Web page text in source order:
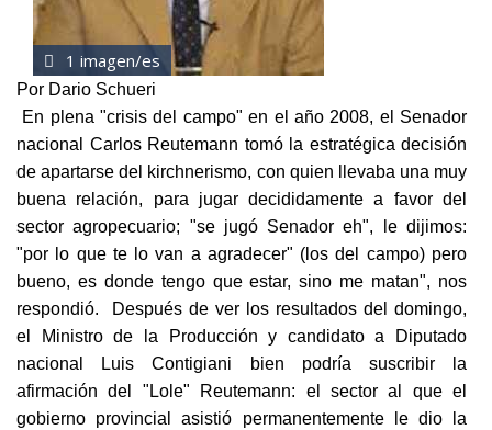
1 imagen/es
Por Dario Schueri
En plena "crisis del campo" en el año 2008, el Senador
nacional Carlos Reutemann tomó la estratégica decisión
de apartarse del kirchnerismo, con quien llevaba una muy
buena relación, para jugar decididamente a favor del
sector agropecuario; "se jugó Senador eh", le dijimos:
"por lo que te lo van a agradecer" (los del campo) pero
bueno, es donde tengo que estar, sino me matan", nos
respondió.
Después de ver los resultados del domingo,
el Ministro de la Producción y candidato a Diputado
nacional Luis Contigiani bien podría suscribir la
afirmación del "Lole" Reutemann: el sector al que el
gobierno provincial asistió permanentemente le dio la